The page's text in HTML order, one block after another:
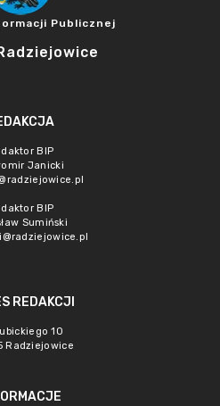
Publicznej
BIP
Janicki
BIP
Sumiński
REDAKCJI
10
Radziejowice